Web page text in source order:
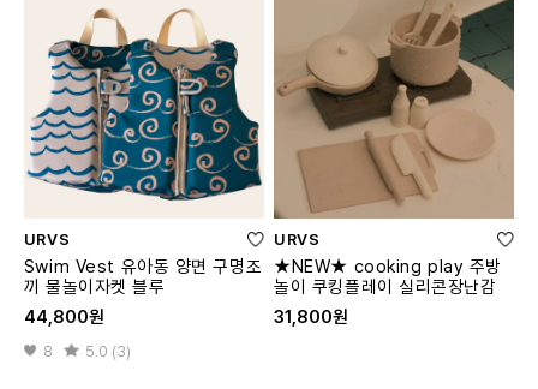
URVS
Swim Vest 유아동 양면 구명조
끼 물놀이자켓 블루
44,800원
8 5.0 (3)
URVS
★NEW★ cooking play 주방
놀이 쿠킹플레이 실리콘장난감
31,800원